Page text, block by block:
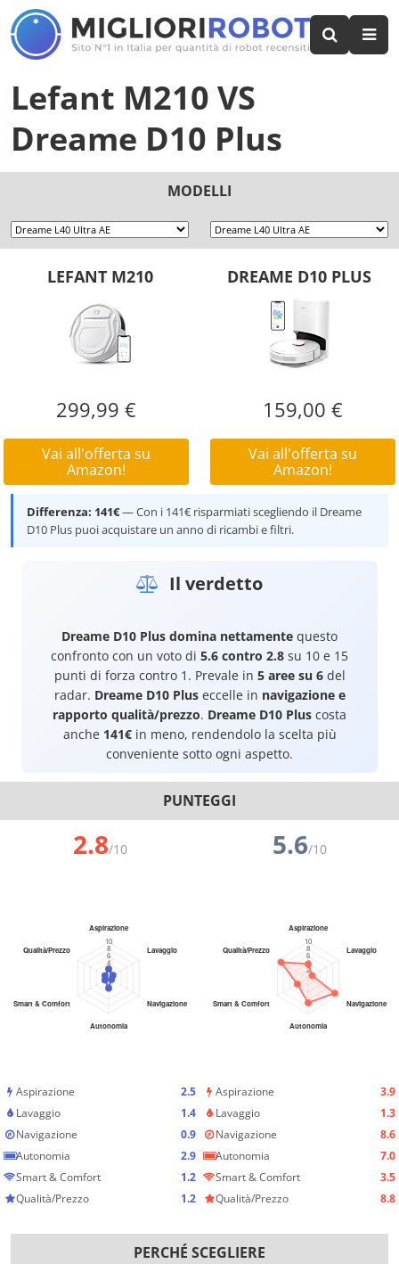
Lefant M210 VS
Dreame D10 Plus
MODELLI
LEFANT M210 DREAME D10 PLUS
299,99 €
Vai all'offerta su
Amazon!
159,00 €
Vai all'offerta su
Amazon!
Differenza: 141€— Con i 141€ risparmiati scegliendo il Dreame
D10 Plus puoi acquistare un anno di ricambi e filtri.
Il verdetto
Dreame D10 Plus domina nettamente questo
confronto con un voto di 5.6 contro 2.8 su 10 e 15
punti di forza contro 1. Prevale in 5 aree su 6del
radar. Dreame D10 Pluseccelle in navigazione e
rapporto qualità/prezzo. Dreame D10 Plus costa
anche 141€in meno, rendendolo la scelta più
conveniente sotto ogni aspetto.
PUNTEGGI
2.8/10 5.6/10
Aspirazione
2.5
Lavaggio
1.4
Navigazione
0.9
Autonomia
2.9
Smart & Comfort
1.2
Qualità/Prezzo
1.2
Aspirazione
3.9
Lavaggio
1.3
Navigazione
8.6
Autonomia
7.0
Smart & Comfort
3.5
Qualità/Prezzo
8.8
PERCHÉ SCEGLIERE